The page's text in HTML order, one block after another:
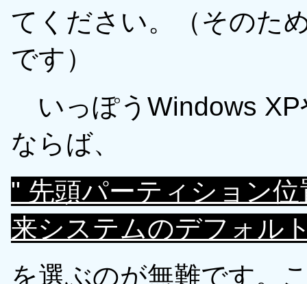
てください。（そのた
です）
いっぽうWindows XP
ならば、
" 先頭パーティション
来システムのデフォル
を選ぶのが無難です。